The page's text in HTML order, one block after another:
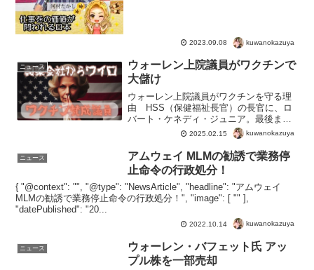
2023.09.08 kuwanokazuya
ニュース
ウォーレン上院議員がワクチンで
大儲け
ウォーレン上院議員がワクチンを守る理
由 HSS（保健福祉長官）の長官に、ロ
バート・ケネディ・ジュニア。最後まで
反対をし、製薬会社への訴訟を禁止させ
ようとしたウォーレン上院議員。抵抗も
虚しく、民主主義の前に共産主義が屈
し、ケネディは長官へ就任...
2025.02.15 kuwanokazuya
ニュース
アムウェイ MLMの勧誘で業務停
止命令の行政処分！
{ "@context": "", "@type": "NewsArticle", "headline": "アムウェイ
MLMの勧誘で業務停止命令の行政処分！", "image": [ "" ],
"datePublished": "20...
2022.10.14 kuwanokazuya
ニュース
ウォーレン・バフェット氏 アッ
プル株を一部売却